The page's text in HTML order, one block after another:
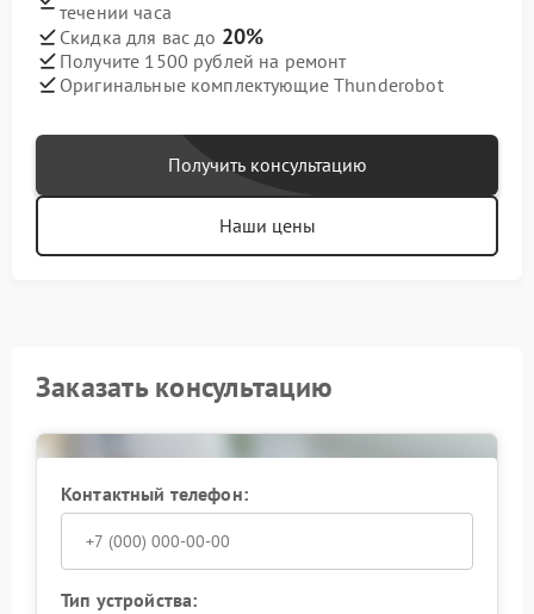
течении часа
Скидка для вас до 20%
Получите 1500 рублей на ремонт
Оригинальные комплектующие Thunderobot
Получить консультацию
Наши цены
Заказать консультацию
Контактный телефон:
Тип устройства: